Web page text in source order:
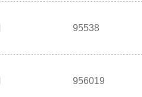
95538
956019